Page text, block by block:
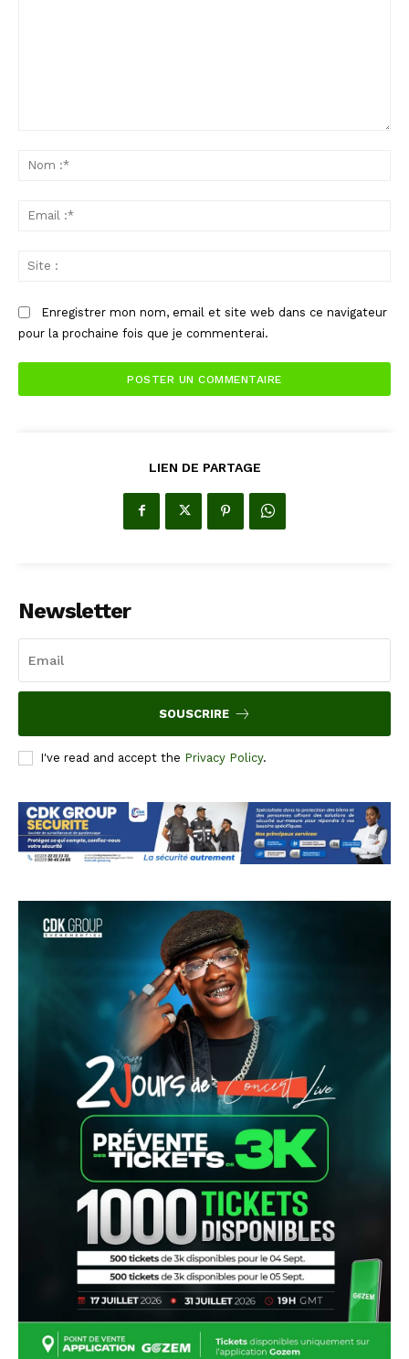
Enregistrer mon nom, email et site web dans ce navigateur
pour la prochaine fois que je commenterai.
LIEN DE PARTAGE
Newsletter
SOUSCRIRE
I've read and accept the Privacy Policy.